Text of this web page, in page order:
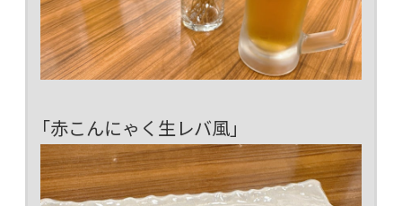
「赤こんにゃく生レバ風」